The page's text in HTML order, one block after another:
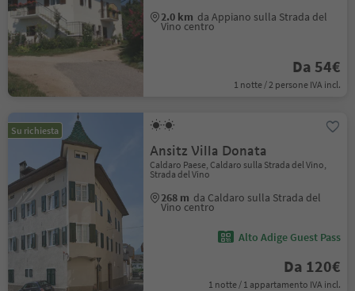
2.0 km da Appiano sulla Strada del
Vino centro
Da 54€
1 notte / 2 persone IVA incl.
Su richiesta
Ansitz Villa Donata
Caldaro Paese, Caldaro sulla Strada del Vino,
Strada del Vino
268 m da Caldaro sulla Strada del
Vino centro
Alto Adige Guest Pass
Da 120€
1 notte / 1 appartamento IVA incl.